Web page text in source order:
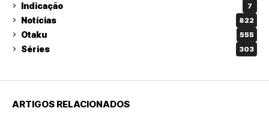
Indicação 7
Notícias 822
Otaku 555
Séries 303
ARTIGOS RELACIONADOS